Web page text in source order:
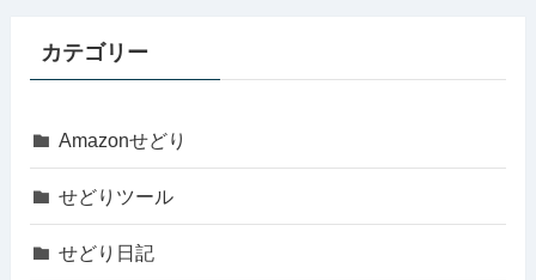
カテゴリー
Amazonせどり
せどりツール
せどり日記